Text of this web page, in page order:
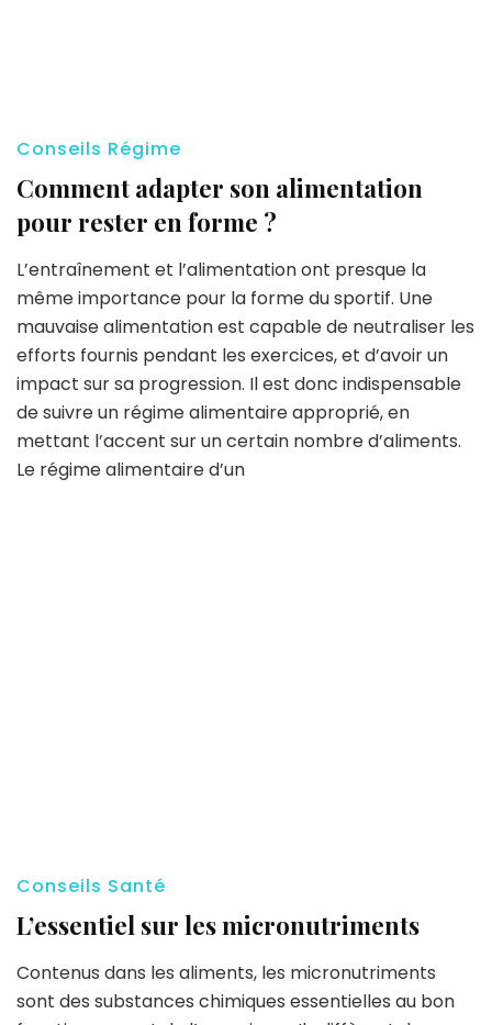
Conseils Régime
Comment adapter son alimentation
pour rester en forme ?
L’entraînement et l’alimentation ont presque la
même importance pour la forme du sportif. Une
mauvaise alimentation est capable de neutraliser les
efforts fournis pendant les exercices, et d’avoir un
impact sur sa progression. Il est donc indispensable
de suivre un régime alimentaire approprié, en
mettant l’accent sur un certain nombre d’aliments.
Le régime alimentaire d’un
Conseils Santé
L’essentiel sur les micronutriments
Contenus dans les aliments, les micronutriments
sont des substances chimiques essentielles au bon